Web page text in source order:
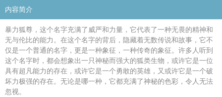
内容简介
暴力狐尊，这个名字充满了威严和力量，它代表了一种无畏的精神和
无与伦比的能力。在这个名字的背后，隐藏着无数传说和故事，它不
仅是一个普通的名字，更是一种象征，一种传奇的象征。许多人听到
这个名字时，都会想象出一只神秘而强大的狐类生物，或许它是一位
具有超凡能力的存在，或许它是一个勇敢的英雄，又或许它是一个破
坏力极强的存在。无论是哪一种，它都充满了神秘的色彩，令人无法
忽视。